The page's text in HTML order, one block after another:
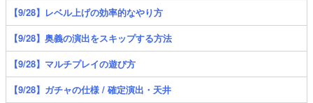
【9/28】レベル上げの効率的なやり方
【9/28】奥義の演出をスキップする方法
【9/28】マルチプレイの遊び方
【9/28】ガチャの仕様 / 確定演出・天井